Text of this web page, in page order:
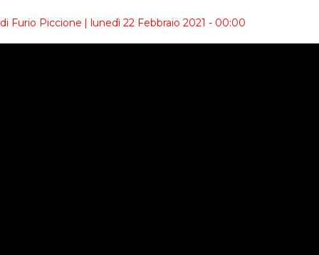
di Furio Piccione | lunedì 22 Febbraio 2021 - 00:00